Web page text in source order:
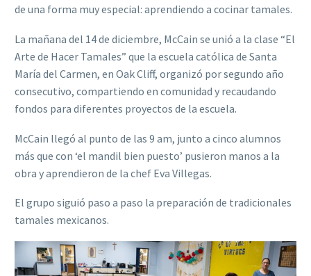
de una forma muy especial: aprendiendo a cocinar tamales.
La mañana del 14 de diciembre, McCain se unió a la clase “El
Arte de Hacer Tamales” que la escuela católica de Santa
María del Carmen, en Oak Cliff, organizó por segundo año
consecutivo, compartiendo en comunidad y recaudando
fondos para diferentes proyectos de la escuela.
McCain llegó al punto de las 9 am, junto a cinco alumnos
más que con ‘el mandil bien puesto’ pusieron manos a la
obra y aprendieron de la chef Eva Villegas.
El grupo siguió paso a paso la preparación de tradicionales
tamales mexicanos.